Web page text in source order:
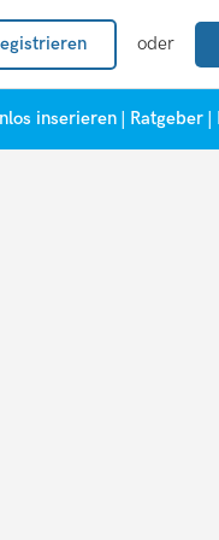
oder
inserieren Ratgeber